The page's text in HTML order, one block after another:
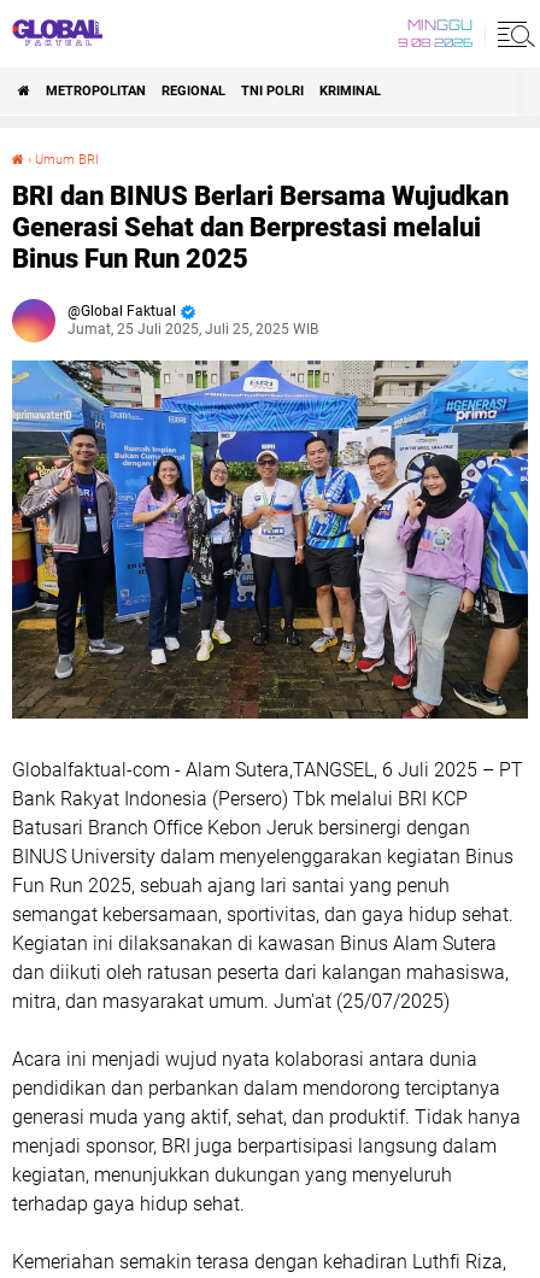
MINGGU
9 08 2026
METROPOLITAN REGIONAL TNI POLRI KRIMINAL
› Umum BRI
BRI dan BINUS Berlari Bersama Wujudkan
Generasi Sehat dan Berprestasi melalui
Binus Fun Run 2025
Global Faktual
Jumat, 25 Juli 2025, Juli 25, 2025 WIB
Globalfaktual-com - Alam Sutera,TANGSEL, 6 Juli 2025 – PT
Bank Rakyat Indonesia (Persero) Tbk melalui BRI KCP
Batusari Branch Office Kebon Jeruk bersinergi dengan
BINUS University dalam menyelenggarakan kegiatan Binus
Fun Run 2025, sebuah ajang lari santai yang penuh
semangat kebersamaan, sportivitas, dan gaya hidup sehat.
Kegiatan ini dilaksanakan di kawasan Binus Alam Sutera
dan diikuti oleh ratusan peserta dari kalangan mahasiswa,
mitra, dan masyarakat umum. Jum'at (25/07/2025)
Acara ini menjadi wujud nyata kolaborasi antara dunia
pendidikan dan perbankan dalam mendorong terciptanya
generasi muda yang aktif, sehat, dan produktif. Tidak hanya
menjadi sponsor, BRI juga berpartisipasi langsung dalam
kegiatan, menunjukkan dukungan yang menyeluruh
terhadap gaya hidup sehat.
Kemeriahan semakin terasa dengan kehadiran Luthfi Riza,